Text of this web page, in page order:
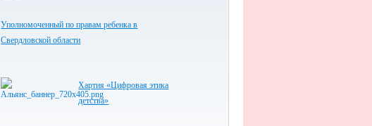
Уполномоченный по правам ребенка в
Свердловской области
Хартия «Цифровая этика
детства»